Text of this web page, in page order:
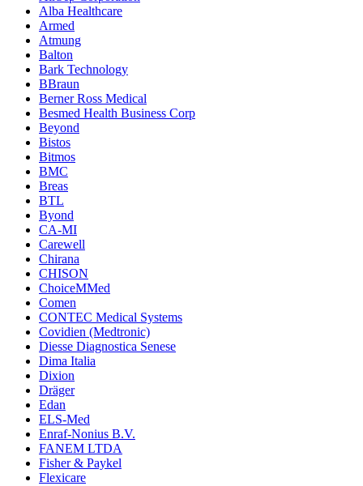
Alba Healthcare
Armed
Atmung
Balton
Bark Technology
BBraun
Berner Ross Medical
Besmed Health Business Corp
Beyond
Bistos
Bitmos
BMC
Breas
BTL
Byond
CA-MI
Carewell
Chirana
CHISON
ChoiceMMed
Comen
CONTEC Medical Systems
Covidien (Medtronic)
Diesse Diagnostica Senese
Dima Italia
Dixion
Dräger
Edan
ELS-Med
Enraf-Nonius B.V.
FANEM LTDA
Fisher & Paykel
Flexicare